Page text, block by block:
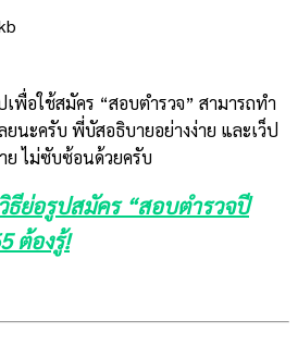
เพื่อใช้สมัคร “สอบตำรวจ” สามารถทำ
นะครับ พี่บัสอธิบายอย่างง่าย และเว็ป
ย ไม่ซับซ้อนด้วยครับ
ย่อรูปสมัคร “สอบตำรวจปี
ต้องรู้!